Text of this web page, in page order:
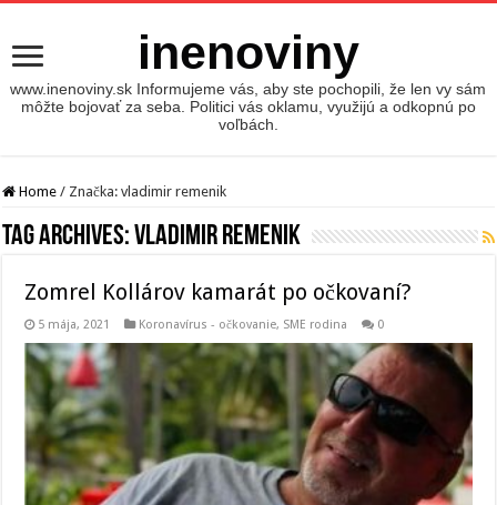
inenoviny
www.inenoviny.sk Informujeme vás, aby ste pochopili, že len vy sám
môžte bojovať za seba. Politici vás oklamu, využijú a odkopnú po
voľbách.
Home / Značka:vladimir remenik
Tag Archives:vladimir remenik
Zomrel Kollárov kamarát po očkovaní?
5 mája, 2021 Koronavírus - očkovanie, SME rodina 0